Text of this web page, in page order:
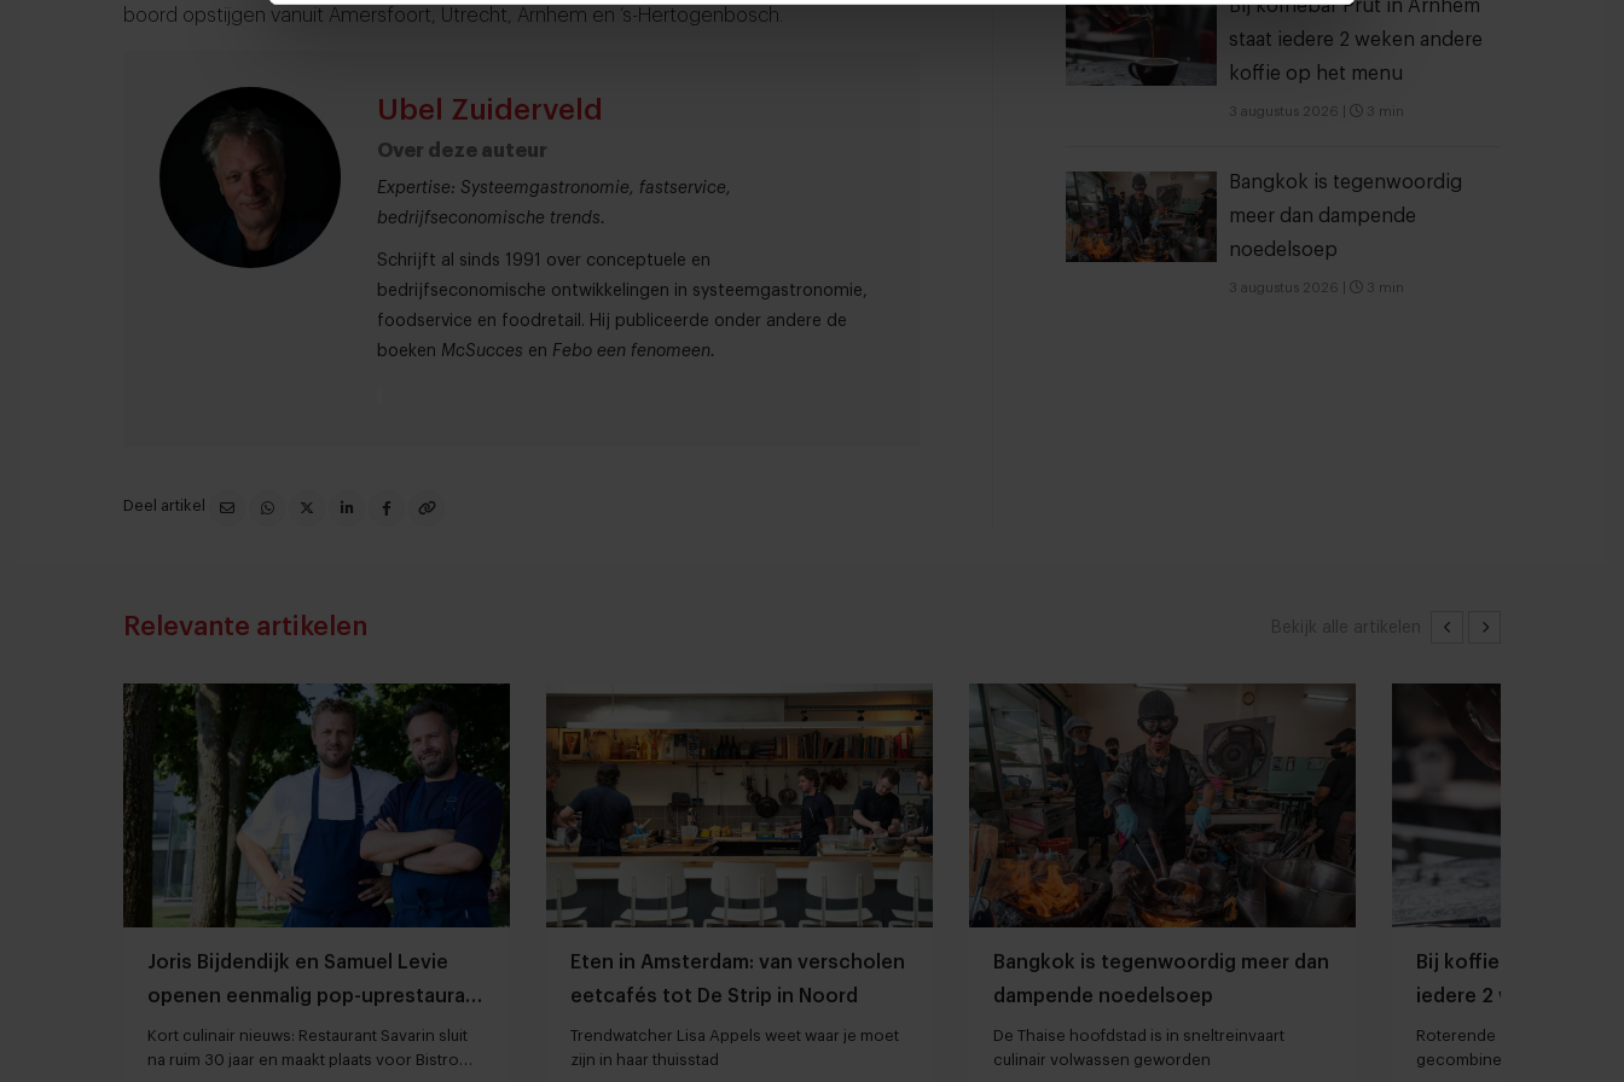
boord opstijgen vanuit Amersfoort, Utrecht, Arnhem en ’s-Hertogenbosch.
Ubel Zuiderveld
Over deze auteur
Expertise: Systeemgastronomie, fastservice,
bedrijfseconomische trends.
Schrijft al sinds 1991 over conceptuele en
bedrijfseconomische ontwikkelingen in systeemgastronomie,
foodservice en foodretail. Hij publiceerde onder andere de
boeken McSucces en Febo een fenomeen.
Deel artikel
Bij koffiebar Prut in Arnhem
staat iedere 2 weken andere
koffie op het menu
3 augustus 2026 3 min
Bangkok is tegenwoordig
meer dan dampende
noedelsoep
3 augustus 2026 3 min
Bekijk alle artikelen
Relevante artikelen
Joris Bijdendijk en Samuel Levie
openen eenmalig pop-uprestaurant
Café de Lepel
Kort culinair nieuws: Restaurant Savarin sluit
na ruim 30 jaar en maakt plaats voor Bistro
Eten in Amsterdam: van verscholen
eetcafés tot De Strip in Noord
Trendwatcher Lisa Appels weet waar je moet
zijn in haar thuisstad
Bangkok is tegenwoordig meer dan
dampende noedelsoep
De Thaise hoofdstad is in sneltreinvaart
culinair volwassen geworden
Bij koffiebar Prut in
iedere 2 weken
het menu
Roterende specialty
gecombineerd met de